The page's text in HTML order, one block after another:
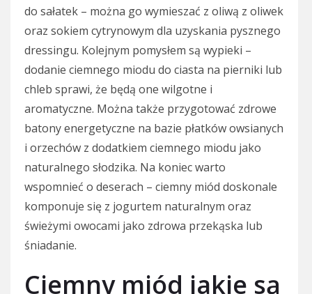
do sałatek – można go wymieszać z oliwą z oliwek
oraz sokiem cytrynowym dla uzyskania pysznego
dressingu. Kolejnym pomysłem są wypieki –
dodanie ciemnego miodu do ciasta na pierniki lub
chleb sprawi, że będą one wilgotne i
aromatyczne. Można także przygotować zdrowe
batony energetyczne na bazie płatków owsianych
i orzechów z dodatkiem ciemnego miodu jako
naturalnego słodzika. Na koniec warto
wspomnieć o deserach – ciemny miód doskonale
komponuje się z jogurtem naturalnym oraz
świeżymi owocami jako zdrowa przekąska lub
śniadanie.
Ciemny miód jakie są